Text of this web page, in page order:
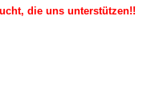
die uns unterstützen!!